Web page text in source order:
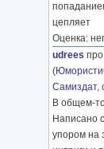
цепляет
Оценка:
udrees про
(
Самиздат,
В общем-
Написано
упором на